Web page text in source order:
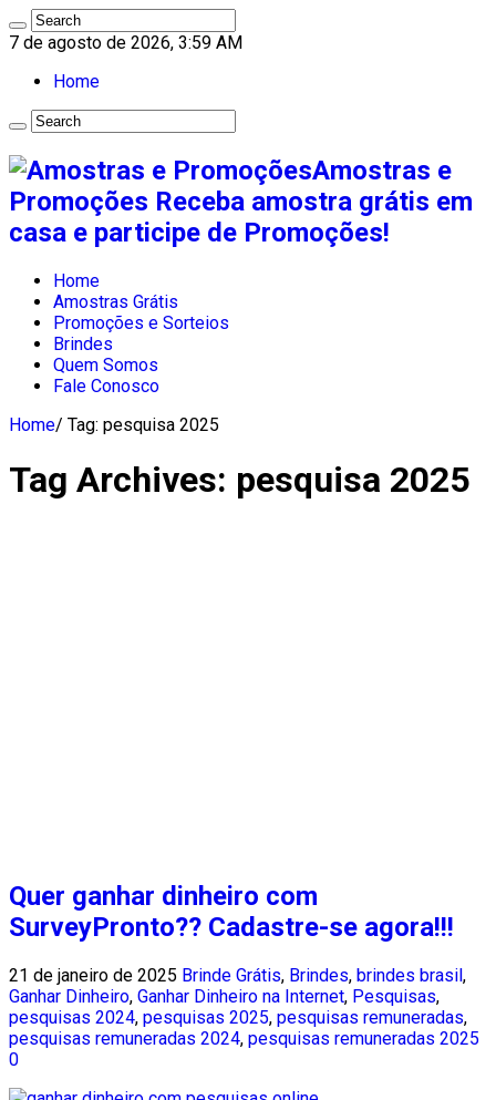
7 de agosto de 2026, 3:59 AM
Home
Amostras e
Promoções Receba amostra grátis em
casa e participe de Promoções!
Home
Amostras Grátis
Promoções e Sorteios
Brindes
Quem Somos
Fale Conosco
Home/ Tag: pesquisa 2025
Tag Archives: pesquisa 2025
Quer ganhar dinheiro com
SurveyPronto?? Cadastre-se agora!!!
21 de janeiro de 2025 Brinde Grátis, Brindes, brindes brasil,
Ganhar Dinheiro, Ganhar Dinheiro na Internet, Pesquisas,
pesquisas 2024, pesquisas 2025, pesquisas remuneradas,
pesquisas remuneradas 2024, pesquisas remuneradas 2025
0